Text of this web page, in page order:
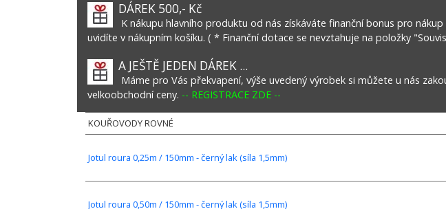
DÁREK 500,- Kč
K nákupu hlavního produktu od nás získáváte finanční bonus pro
uvidíte v nákupním košíku. ( * Finanční dotace se nevztahuje na položky
A JEŠTĚ JEDEN DÁREK ...
Máme pro Vás překvapení, výše uvedený výrobek si můžete u nás
velkoobchodní ceny. -- REGISTRACE ZDE --
KOUŘOVODY ROVNÉ
Jotul roura 0,25m / 150mm - černý lak (síla 1,5mm)
Jotul roura 0,50m / 150mm - černý lak (síla 1,5mm)